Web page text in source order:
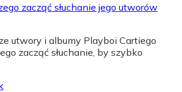
zacząć słuchanie jego utworów
utwory i albumy Playboi Cartiego
zacząć słuchanie, by szybko